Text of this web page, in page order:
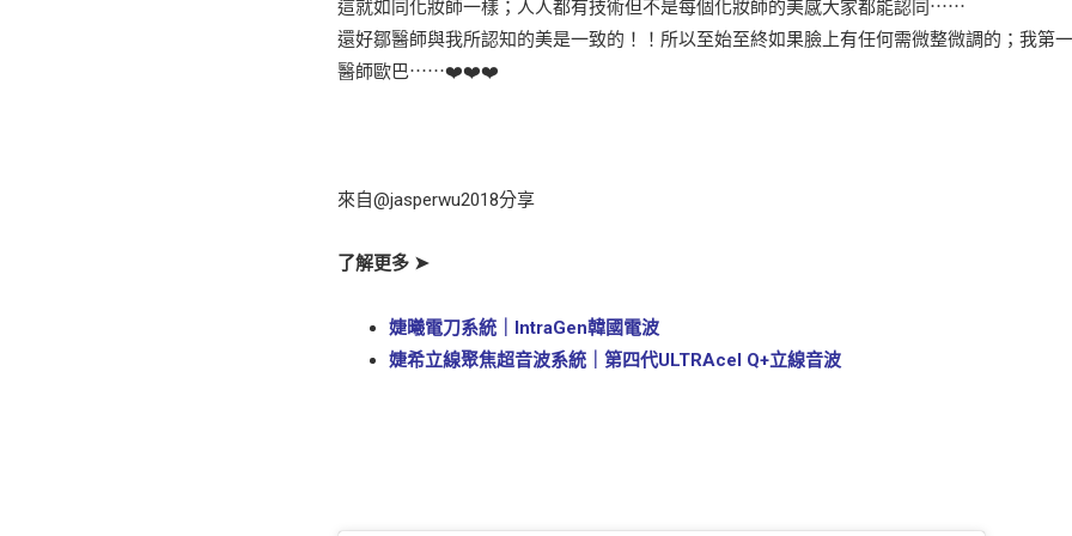
這就如同化妝師一樣；人人都有技術但不是每個化妝師的美感大家都能認同⋯⋯
還好鄒醫師與我所認知的美是一致的！！所以至始至終如果臉上有任何需微整微調的；我第
醫師歐巴⋯⋯❤️❤️❤️
來自@jasperwu2018分享
了解更多 ➤
婕曦電刀系統｜IntraGen韓國電波
婕希立線聚焦超音波系統｜第四代ULTRAcel Q+立線音波